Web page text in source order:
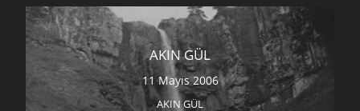
AKIN GÜL
11 Mayıs 2006
AKIN GÜL